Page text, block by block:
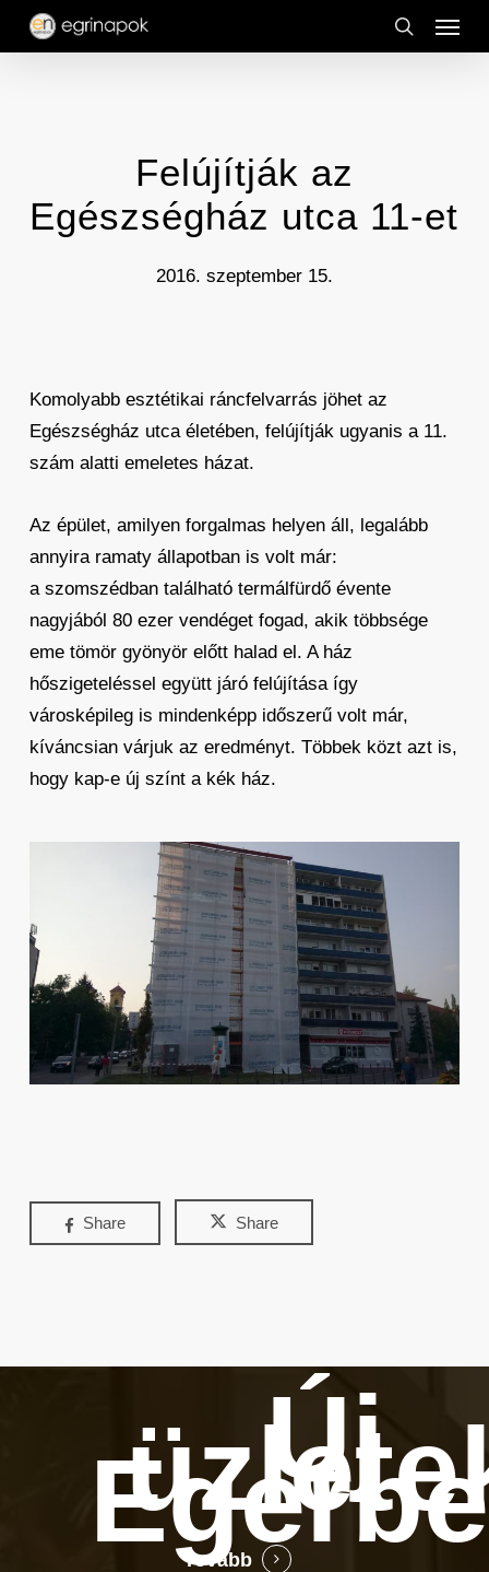
Skip
search
Menu
Felújítják az
Egészségház utca 11-et
2016. szeptember 15.
Komolyabb esztétikai ráncfelvarrás jöhet az
Egészségház utca életében, felújítják ugyanis a 11.
szám alatti emeletes házat.
Az épület, amilyen forgalmas helyen áll, legalább
annyira ramaty állapotban is volt már:
a szomszédban található termálfürdő évente
nagyjából 80 ezer vendéget fogad, akik többsége
eme tömör gyönyör előtt halad el. A ház
hőszigeteléssel együtt járó felújítása így
városképileg is mindenképp időszerű volt már,
kíváncsian várjuk az eredményt. Többek közt azt is,
hogy kap-e új színt a kék ház.
Share Share
Új
Tovább